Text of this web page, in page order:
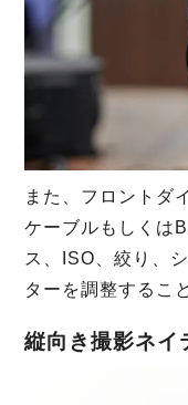
また、フロントダ
ケーブルもしくは
ス、ISO、絞り、
ターを調整するこ
縦向き撮影ネイ